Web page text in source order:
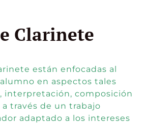
Clarinete
están enfocadas al
en aspectos tales
interpretación, composición
través de un trabajo
adaptado a los intereses